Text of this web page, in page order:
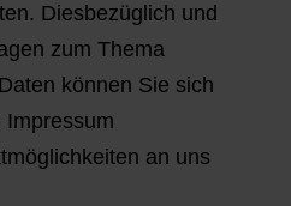
Diesbezüglich und
zum Thema
können Sie sich
Impressum
an uns